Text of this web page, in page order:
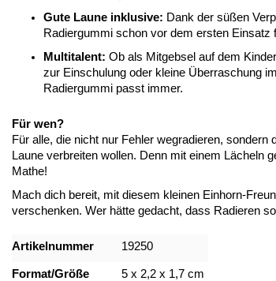
Gute Laune inklusive: Dank der süßen
Radiergummi schon vor dem ersten Einsatz
Multitalent: Ob als Mitgebsel auf dem
zur Einschulung oder kleine Überraschung
Radiergummi passt immer.
Für wen?
Für alle, die nicht nur Fehler wegradieren, sondern
Laune verbreiten wollen. Denn mit einem Lächeln
Mathe!
Mach dich bereit, mit diesem kleinen Einhorn-
verschenken. Wer hätte gedacht, dass Radieren
Mehr
Artikelnummer 19250
Format/Größe 5 x 2,2 x 1,7 cm